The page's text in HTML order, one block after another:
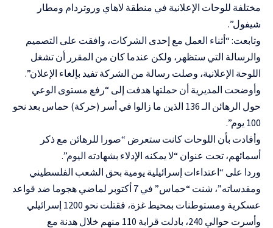
مختلفة للوحات الإعلانية في منطقة لاهاي وروتردام ومطار
شيفول”.
وتابعت: “أثناء العمل مع إحدى الشركات، وافقت على التصميم
والرسالة التي ستظهر، ولكن عندما كان من المقرر أن تشغل
اللوحة الإعلانية، وصلت رسالة من الشركة تفيد بإلغاء الإعلان”.
وأوضحت المديرية أن حملتها هدفت إلى “رفع مستوى الوعي
حول الرهائن الـ 136 الذين ما زالوا في أسر (حركة) حماس بعد نحو
100 يوم”.
وأفادت بأن اللوحات كانت ستعرض “صورا للرهائن مع ذكر
أسمائهم، تحت عنوان “لا يمكنه الإدلاء بشهادته اليوم”.
وردا على “اعتداءات إسرائيلية يومية بحق الشعب الفلسطيني
ومقدساته”، شنت “حماس” في 7 أكتوبر لماضي هجوما ضد قواعد
عسكرية ومستوطنات بمحيط غزة، فقتلت نحو 1200 إسرائيلي
وأسرت حوالي 240، بادلت قرابة 110 منهم خلال هدنة مع